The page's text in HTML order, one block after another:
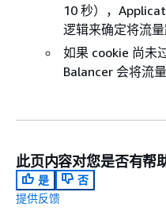
10 秒），
逻辑来确定将流量
如果 cookie 尚未
Balancer 会将流
此页内容对您是否有帮
是
否
提供反馈